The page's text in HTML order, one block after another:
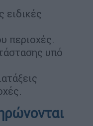
ειδικές
περιοχές.
υπό